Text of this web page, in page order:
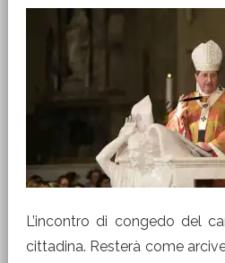
L’incontro di congedo del
cittadina. Resterà come